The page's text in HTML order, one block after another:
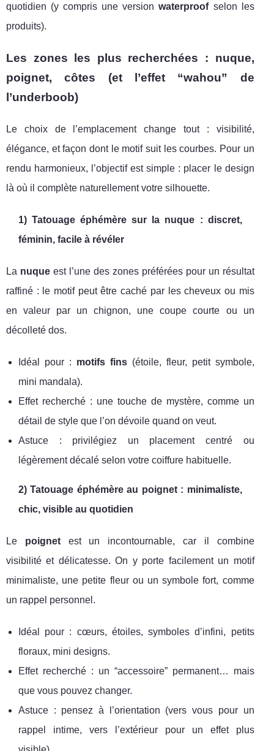
quotidien (y compris une versionwaterproofselon les
produits).
Les zones les plus recherchées : nuque,
poignet, côtes (et l’effet “wahou” de
l’underboob)
Le choix de l’emplacement change tout : visibilité,
élégance, et façon dont le motif suit les courbes. Pour un
rendu harmonieux, l’objectif est simple : placer le design
là où il complète naturellement votre silhouette.
1) Tatouage éphémère sur la nuque : discret,
féminin, facile à révéler
La nuqueest l’une des zones préférées pour un résultat
raffiné : le motif peut être caché par les cheveux ou mis
en valeur par un chignon, une coupe courte ou un
décolleté dos.
Idéal pour : motifs fins(étoile, fleur, petit symbole,
mini mandala).
Effet recherché : une touche de mystère, comme un
détail de style que l’on dévoile quand on veut.
Astuce : privilégiez un placement centré ou
légèrement décalé selon votre coiffure habituelle.
2) Tatouage éphémère au poignet : minimaliste,
chic, visible au quotidien
Le poignetest un incontournable, car il combine
visibilité et délicatesse. On y porte facilement un motif
minimaliste, une petite fleur ou un symbole fort, comme
un rappel personnel.
Idéal pour : cœurs, étoiles, symboles d’infini, petits
floraux, mini designs.
Effet recherché : un “accessoire” permanent… mais
que vous pouvez changer.
Astuce : pensez à l’orientation (vers vous pour un
rappel intime, vers l’extérieur pour un effet plus